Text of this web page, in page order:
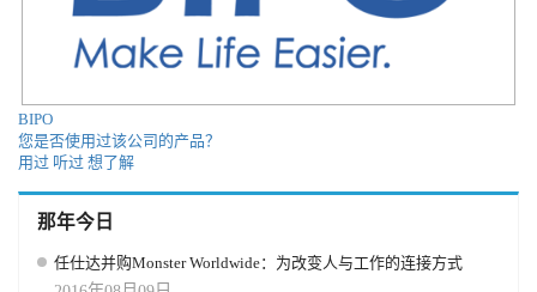
BIPO
您是否使用过该公司的产品？
用过 听过 想了解
那年今日
任仕达并购Monster Worldwide：为改变人与工作的连接方式